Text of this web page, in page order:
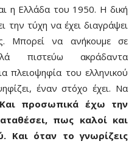
η Ελλάδα του 1950. Η δική
την τύχη να έχει διαγράψει
Μπορεί να ανήκουμε σε
πιστεύω ακράδαντα
πλειοψηφία του ελληνικού
έναν στόχο έχει. Να
προσωπικά έχω την
πως καλοί και
Και όταν το γνωρίζεις